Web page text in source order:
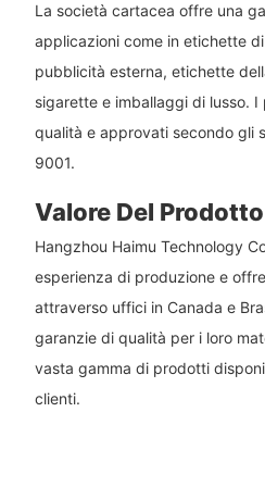
La società cartacea offre una
applicazioni come in etichette
pubblicità esterna, etichette
sigarette e imballaggi di lusso.
qualità e approvati secondo gli
9001.
Valore Del Prodotto
Hangzhou Haimu Technology
esperienza di produzione e
attraverso uffici in Canada e
garanzie di qualità per i loro
vasta gamma di prodotti
clienti.